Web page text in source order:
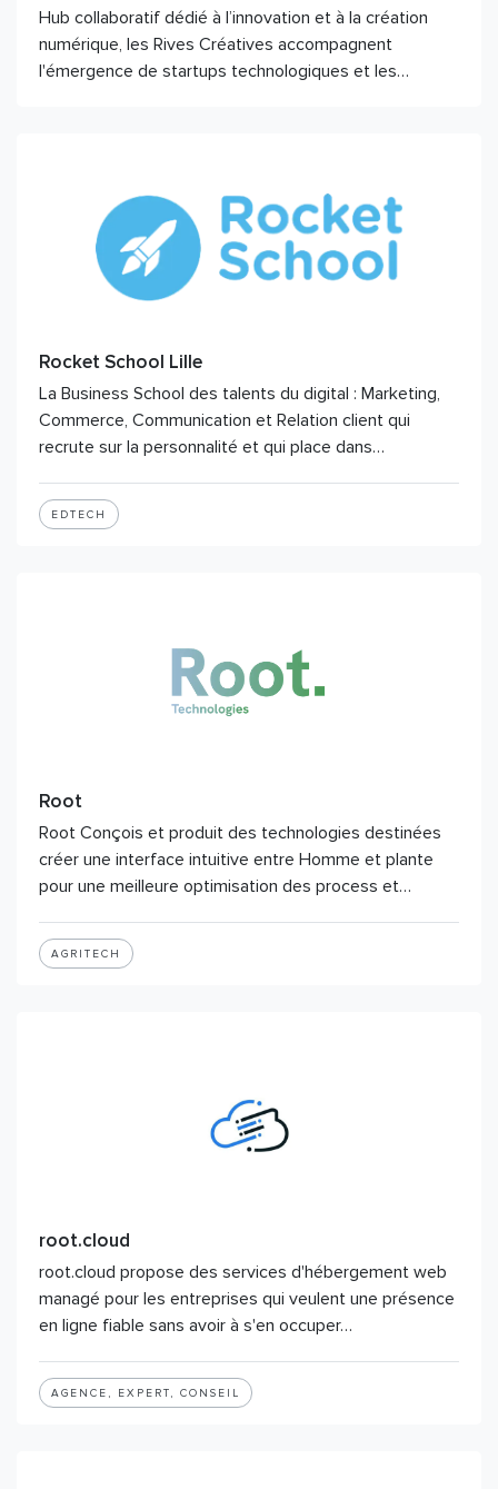
Hub collaboratif dédié à l’innovation et à la création
numérique, les Rives Créatives accompagnent
l'émergence de startups technologiques et les…
Rocket School Lille
La Business School des talents du digital : Marketing,
Commerce, Communication et Relation client qui
recrute sur la personnalité et qui place dans…
EDTECH
Root
Root Conçois et produit des technologies destinées
créer une interface intuitive entre Homme et plante
pour une meilleure optimisation des process et…
AGRITECH
root.cloud
root.cloud propose des services d'hébergement web
managé pour les entreprises qui veulent une présence
en ligne fiable sans avoir à s'en occuper…
AGENCE, EXPERT, CONSEIL